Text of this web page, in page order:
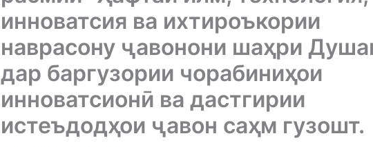
инноватсия ва ихтироъкории
наврасону ҷавонони шаҳри
дар баргузории чорабиниҳои
инноватсионӣ ва дастгирии
истеъдодҳои ҷавон саҳм гузошт.